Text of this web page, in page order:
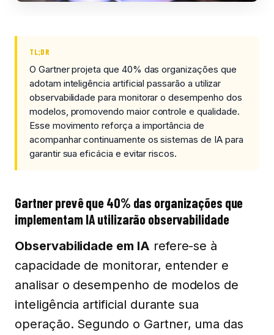
TL;DR
O Gartner projeta que 40% das organizações que
adotam inteligência artificial passarão a utilizar
observabilidade para monitorar o desempenho dos
modelos, promovendo maior controle e qualidade.
Esse movimento reforça a importância de
acompanhar continuamente os sistemas de IA para
garantir sua eficácia e evitar riscos.
Gartner prevê que 40% das organizações que
implementam IA utilizarão observabilidade
Observabilidade em IA refere-se à
capacidade de monitorar, entender e
analisar o desempenho de modelos de
inteligência artificial durante sua
operação. Segundo o Gartner, uma das